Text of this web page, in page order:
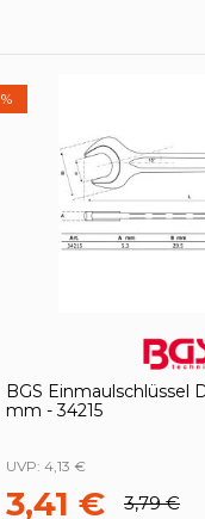
%
BGS Einmaulschlüssel
mm - 34215
3,41 € 3,79 €
UVP: 4,13 €